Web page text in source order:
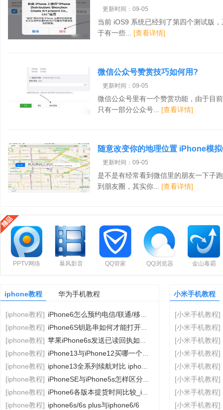
更新时间：09-05
当前 iOS9 系统已经到了第四个测试版
于有一些... [查看详情]
微信公众号赞赏技巧如何用?
更新时间：09-05
微信公众号里有一个赞赏功能，由于目
只有一部分公众号... [查看详情]
随意改变你的地理位置 iPhone模
更新时间：09-05
是不是有经常看到微信里的朋友一下子
到朋友圈，其实你... [查看详情]
PPTV网络
电视
暴风影音 QQ管家 QQ浏览器 金山毒霸
iphone教程 华为手机教程
[iphone教程] iPhone6怎么预约电信/联通/移动_iphone指
[iphone教程] iPhone6S钥匙串如何才能打开?_手机技巧
[iphone教程] 苹果iPhone6s发送已读回执如何设置使用_ipho
[iphone教程] iPhone13与iPhone12买哪一个好？iPho
[iphone教程] iphone13全系列续航对比 iphone13续航时
[iphone教程] iPhoneSE与iPhone5s怎样区分 4招辨别苹
[iphone教程] iPhone6各版本提货时间比较_iphone指南
[iphone教程] iphone6s/6s plus与iphone6/6
小米手机教程
[小米手机教程]
[小米手机教程]
[小米手机教程]
[小米手机教程]
[小米手机教程]
[小米手机教程]
[小米手机教程]
[小米手机教程]